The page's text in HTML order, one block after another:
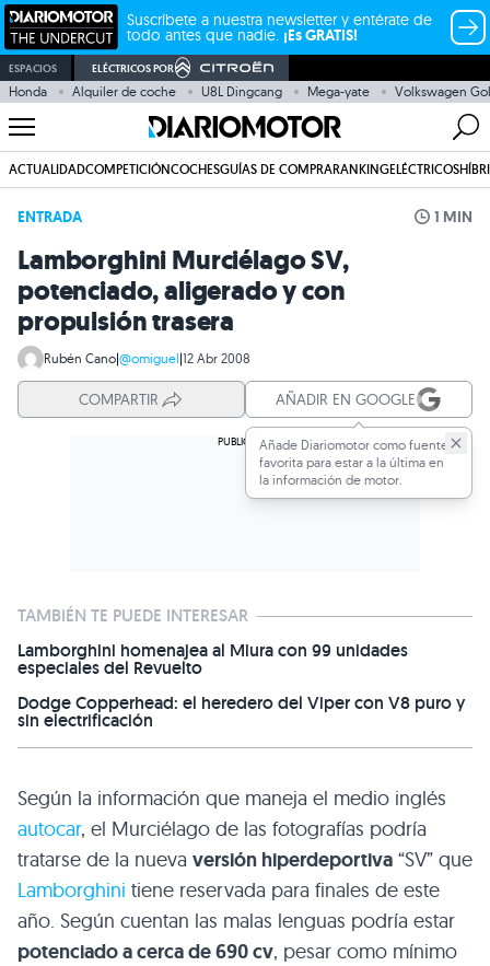
Suscríbete a nuestra newsletter y entérate de
todo antes que nadie. ¡Es GRATIS!
ESPACIOS ELÉCTRICOS POR
Honda Alquiler de coche U8L Dingcang Mega-yate Volkswagen
ACTUALIDADCOMPETICIÓNCOCHESGUÍAS DE COMPRARANKINGELÉCTRICOS
ENTRADA 1 MIN
Lamborghini Murciélago SV,
potenciado, aligerado y con
propulsión trasera
Rubén Cano|@omiguel|12 Abr 2008
COMPARTIR AÑADIR EN GOOGLE
Añade Diariomotor como fuente
favorita para estar a la última en
la información de motor.
TAMBIÉN TE PUEDE INTERESAR
Lamborghini homenajea al Miura con 99 unidades
especiales del Revuelto
Dodge Copperhead: el heredero del Viper con V8 puro y
sin electrificación
Según la información que maneja el medio inglés
autocar, el Murciélago de las fotografías podría
tratarse de la nueva versión hiperdeportiva “SV” que
Lamborghini tiene reservada para finales de este
año. Según cuentan las malas lenguas podría estar
potenciado a cerca de 690 cv, pesar como mínimo